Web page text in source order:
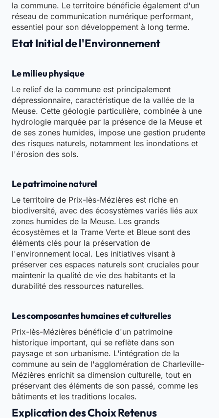
la commune. Le territoire bénéficie également d'un
réseau de communication numérique performant,
essentiel pour son développement à long terme.
Etat Initial de l'Environnement
Le milieu physique
Le relief de la commune est principalement
dépressionnaire, caractéristique de la vallée de la
Meuse. Cette géologie particulière, combinée à une
hydrologie marquée par la présence de la Meuse et
de ses zones humides, impose une gestion prudente
des risques naturels, notamment les inondations et
l'érosion des sols.
Le patrimoine naturel
Le territoire de Prix-lès-Mézières est riche en
biodiversité, avec des écosystèmes variés liés aux
zones humides de la Meuse. Les grands
écosystèmes et la Trame Verte et Bleue sont des
éléments clés pour la préservation de
l'environnement local. Les initiatives visant à
préserver ces espaces naturels sont cruciales pour
maintenir la qualité de vie des habitants et la
durabilité des ressources naturelles.
Les composantes humaines et culturelles
Prix-lès-Mézières bénéficie d'un patrimoine
historique important, qui se reflète dans son
paysage et son urbanisme. L'intégration de la
commune au sein de l'agglomération de Charleville-
Mézières enrichit sa dimension culturelle, tout en
préservant des éléments de son passé, comme les
bâtiments et les traditions locales.
Explication des Choix Retenus